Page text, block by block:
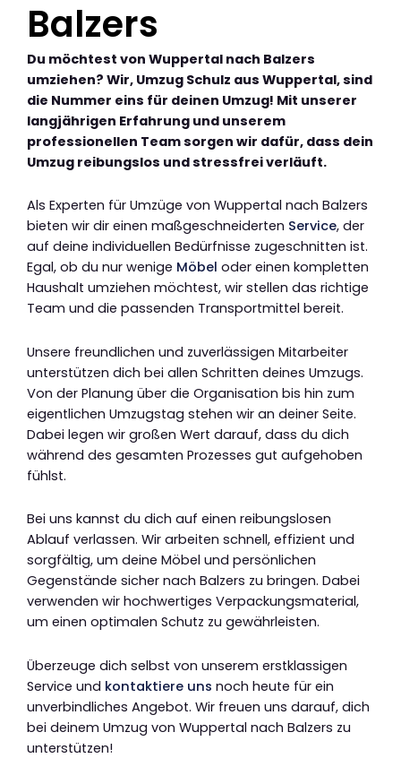
Balzers
Du möchtest von Wuppertal nach Balzers
umziehen? Wir, Umzug Schulz aus Wuppertal, sind
die Nummer eins für deinen Umzug! Mit unserer
langjährigen Erfahrung und unserem
professionellen Team sorgen wir dafür, dass dein
Umzug reibungslos und stressfrei verläuft.
Als Experten für Umzüge von Wuppertal nach Balzers
bieten wir dir einen maßgeschneiderten Service, der
auf deine individuellen Bedürfnisse zugeschnitten ist.
Egal, ob du nur wenige Möbel oder einen kompletten
Haushalt umziehen möchtest, wir stellen das richtige
Team und die passenden Transportmittel bereit.
Unsere freundlichen und zuverlässigen Mitarbeiter
unterstützen dich bei allen Schritten deines Umzugs.
Von der Planung über die Organisation bis hin zum
eigentlichen Umzugstag stehen wir an deiner Seite.
Dabei legen wir großen Wert darauf, dass du dich
während des gesamten Prozesses gut aufgehoben
fühlst.
Bei uns kannst du dich auf einen reibungslosen
Ablauf verlassen. Wir arbeiten schnell, effizient und
sorgfältig, um deine Möbel und persönlichen
Gegenstände sicher nach Balzers zu bringen. Dabei
verwenden wir hochwertiges Verpackungsmaterial,
um einen optimalen Schutz zu gewährleisten.
Überzeuge dich selbst von unserem erstklassigen
Service und kontaktiere uns noch heute für ein
unverbindliches Angebot. Wir freuen uns darauf, dich
bei deinem Umzug von Wuppertal nach Balzers zu
unterstützen!